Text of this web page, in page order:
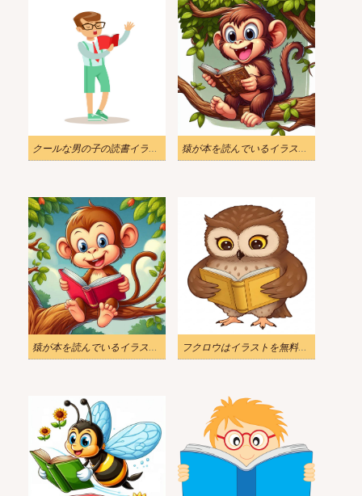
クールな男の子の読書イラスト 猿が本を読んでいるイラスト画像
猿が本を読んでいるイラスト背景 フクロウはイラストを無料で読んでいます